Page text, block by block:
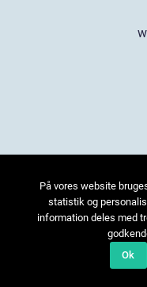
På vores website
statistik og
information deles med
Ok